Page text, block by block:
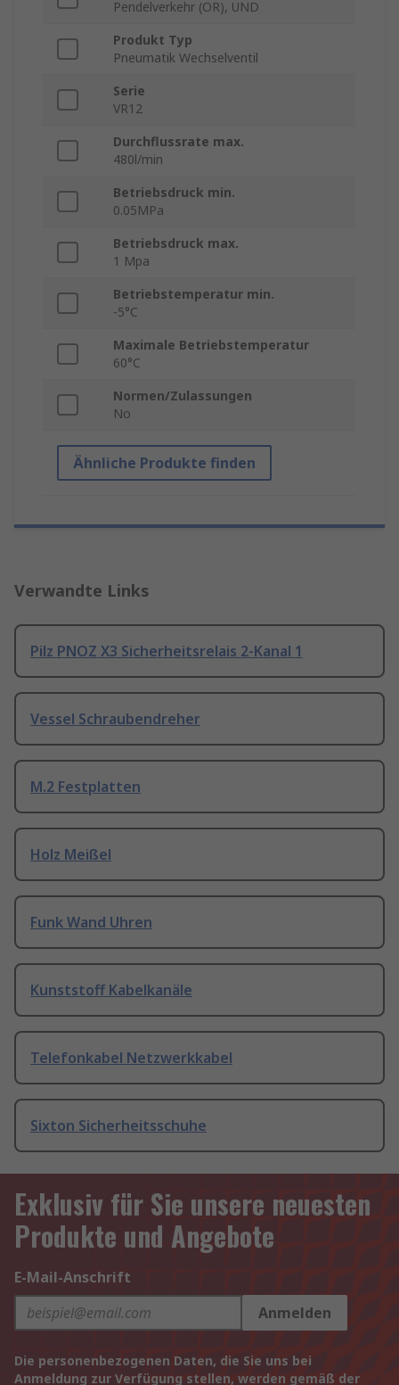
Pendelverkehr (OR), UND
Produkt Typ
Pneumatik Wechselventil
Serie
VR12
Durchflussrate max.
480l/min
Betriebsdruck min.
0.05MPa
Betriebsdruck max.
1 Mpa
Betriebstemperatur min.
-5°C
Maximale Betriebstemperatur
60°C
Normen/Zulassungen
No
Ähnliche Produkte finden
Verwandte Links
Pilz PNOZ X3 Sicherheitsrelais 2-Kanal 1
Vessel Schraubendreher
M.2 Festplatten
Holz Meißel
Funk Wand Uhren
Kunststoff Kabelkanäle
Telefonkabel Netzwerkkabel
Sixton Sicherheitsschuhe
Exklusiv für Sie unsere neuesten
Produkte und Angebote
E-Mail-Anschrift
Anmelden
Die personenbezogenen Daten, die Sie uns bei
Anmeldung zur Verfügung stellen, werden gemäß der